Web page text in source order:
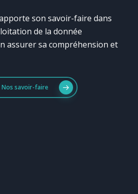
son savoir-faire dans
de la donnée
assurer sa compréhension et
Nos savoir-faire